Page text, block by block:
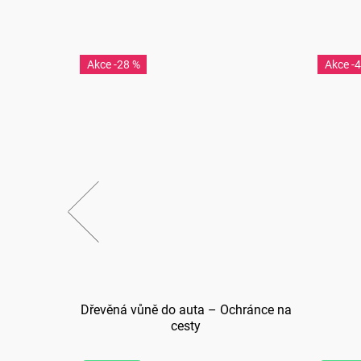
-28 %
Dřevěná vůně do auta – Ochránce na
cesty
-